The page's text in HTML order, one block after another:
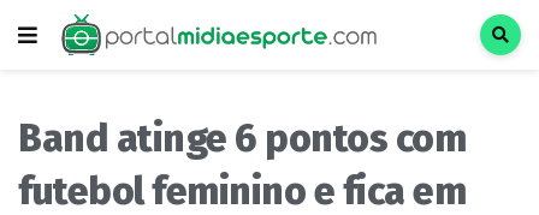
Band atinge 6 pontos com
futebol feminino e fica em